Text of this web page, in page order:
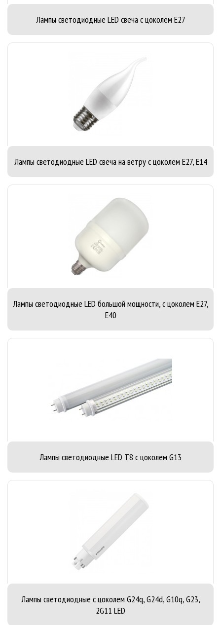
Лампы светодиодные LED свеча с цоколем E27
Лампы светодиодные LED свеча на ветру с цоколем E27, E14
Лампы светодиодные LED большой мощности, с цоколем E27,
E40
Лампы светодиодные LED T8 с цоколем G13
Лампы светодиодные с цоколем G24q, G24d, G10q, G23,
2G11 LED